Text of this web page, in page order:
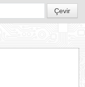
Çevir